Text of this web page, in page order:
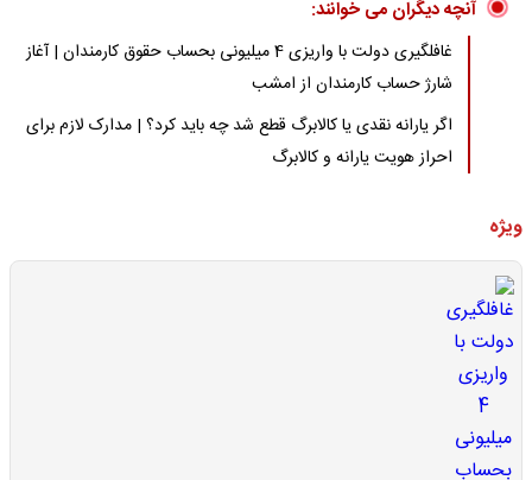
آنچه دیگران می خوانند:
غافلگیری دولت با واریزی 4 میلیونی بحساب حقوق کارمندان | آغاز
شارژ حساب کارمندان از امشب
اگر یارانه نقدی یا کالابرگ قطع شد چه باید کرد؟ | مدارک لازم برای
احراز هویت یارانه و کالابرگ
ویژه